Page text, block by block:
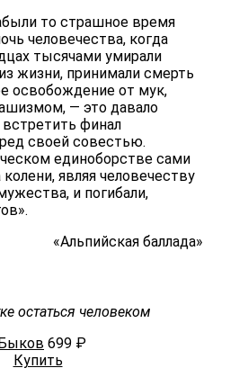
то страшное время
человечества, когда
тысячами умирали
жизни, принимали смерть
освобождение от мук,
— это давало
финал
своей совестью.
единоборстве сами
являя человечеству
и погибали,
«Альпийская баллада»
остаться человеком
699 ₽
Купить